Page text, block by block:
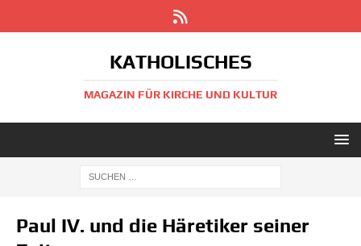
KATHOLISCHES
MAGAZIN FÜR KIRCHE UND KULTUR
Paul IV. und die Häretiker seiner